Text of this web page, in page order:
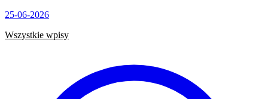
25-06-2026
Wszystkie wpisy